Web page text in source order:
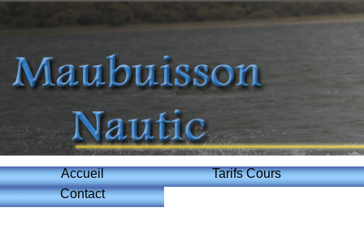
Accueil
Tarifs Cours
Contact